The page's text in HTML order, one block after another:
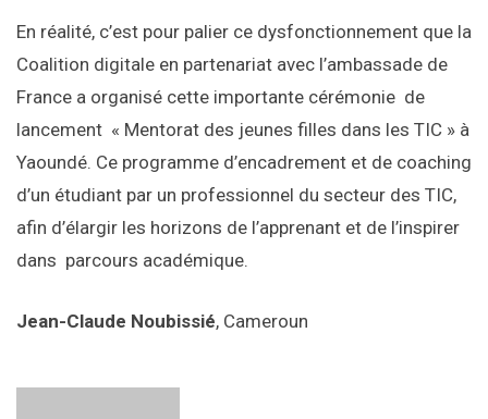
En réalité, c’est pour palier ce dysfonctionnement que la
Coalition digitale en partenariat avec l’ambassade de
France a organisé cette importante cérémonie de
lancement « Mentorat des jeunes filles dans les TIC » à
Yaoundé. Ce programme d’encadrement et de coaching
d’un étudiant par un professionnel du secteur des TIC,
afin d’élargir les horizons de l’apprenant et de l’inspirer
dans parcours académique.
Jean-Claude Noubissié, Cameroun